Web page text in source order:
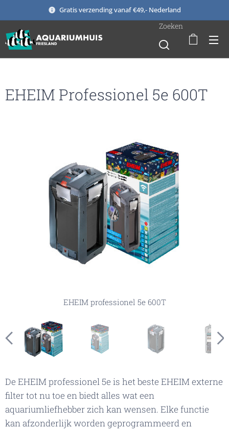
Gratis verzending vanaf €49,- Nederland
Zoeken
EHEIM Professionel 5e 600T
EHEIM professionel 5e 600T
EHEIM professionel 5e 600T in de verpakking
EHEIM professionel 5e 600T
EHEIM professionel 5e 600T doorsnede
EHEIM professionel 5e 600T exploded view
EHEIM professionel 5e 600T app
De EHEIM professionel 5e is het beste EHEIM externe
filter tot nu toe en biedt alles wat een
aquariumliefhebber zich kan wensen. Elke functie
kan afzonderlijk worden geprogrammeerd en